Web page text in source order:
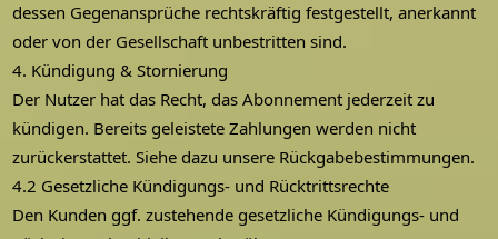
dessen Gegenansprüche rechtskräftig festgestellt, anerkannt
oder von der Gesellschaft unbestritten sind.
4. Kündigung & Stornierung
Der Nutzer hat das Recht, das Abonnement jederzeit zu
kündigen. Bereits geleistete Zahlungen werden nicht
zurückerstattet. Siehe dazu unsere Rückgabebestimmungen.
4.2 Gesetzliche Kündigungs- und Rücktrittsrechte
Den Kunden ggf. zustehende gesetzliche Kündigungs- und